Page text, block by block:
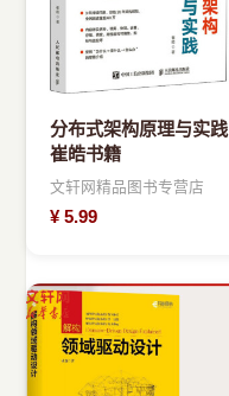
分布式架构原理与实践
崔皓书籍
文轩网精品图书专营店
¥ 5.99